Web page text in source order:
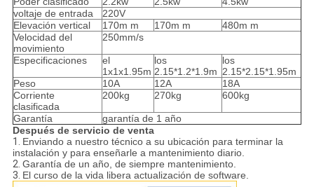
voltaje de entrada
220V
Elevación vertical
170m m 170m m
480m m
Velocidad del
movimiento
250mm/s
Especificaciones
el
1x1x1.95m
los
2.15*1.2*1.9m
los
2.15*2.15*1.95m
Peso
10A 12A
18A
Corriente
clasificada
200kg 270kg 600kg
Garantía
garantía de 1 año
Después de servicio de venta
1. Enviando a nuestro técnico a su ubicación para terminar la
instalación y para enseñarle a mantenimiento diario.
2. Garantía de un año, de siempre mantenimiento.
3. El curso de la vida libera actualización de software.